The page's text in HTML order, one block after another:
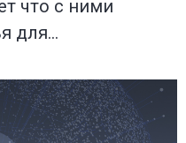
что с ними
для…